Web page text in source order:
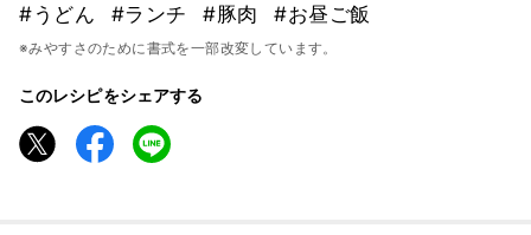
#うどん #ランチ #豚肉 #お昼ご飯
※みやすさのために書式を一部改変しています。
このレシピをシェアする